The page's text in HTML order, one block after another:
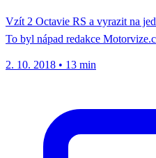
Vzít 2 Octavie RS a vyrazit na
To byl nápad redakce
2. 10. 2018 • 13 min